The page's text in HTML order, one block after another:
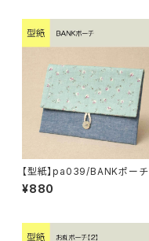
【型紙】pa039/BANKポーチ
¥880